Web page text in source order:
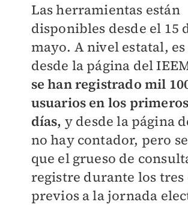
Las herramientas están
disponibles desde el 15
mayo. A nivel estatal,
desde la página del
se han registrado mil
usuarios en los
días, y desde la página
no hay contador, pero
que el grueso de
registre durante los tres
previos a la jornada